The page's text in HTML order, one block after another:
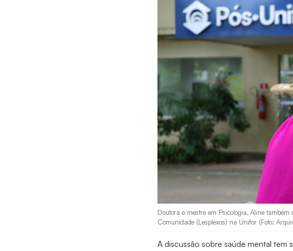
Doutora e mestre em Psicologia, Aline
Comunidade (Lesplexos) na Unifor (Foto:
A discussão sobre saúde mental tem